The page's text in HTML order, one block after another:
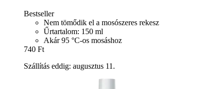
Bestseller
Nem tömődik el a mosószeres rekesz
Űrtartalom: 150 ml
Akár 95 °C-os mosáshoz
740 Ft
Szállítás eddig: augusztus 11.